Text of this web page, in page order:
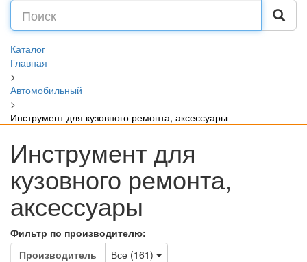
Каталог
Главная
>
Автомобильный
>
Инструмент для кузовного ремонта, аксессуары
Инструмент для
кузовного ремонта,
аксессуары
Фильтр по производителю:
Производитель
Все (161) Toggle Dropdown